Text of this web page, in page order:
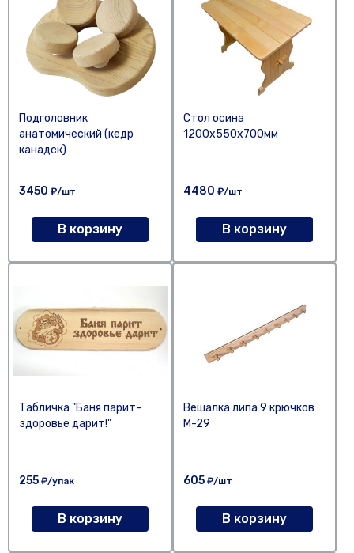
Подголовник
анатомический (кедр
канадск)
3450 ₽/шт
В корзину
Стол осина
1200х550х700мм
4480 ₽/шт
В корзину
Табличка "Баня парит-
здоровье дарит!"
255 ₽/упак
В корзину
Вешалка липа 9 крючков
М-29
605 ₽/шт
В корзину